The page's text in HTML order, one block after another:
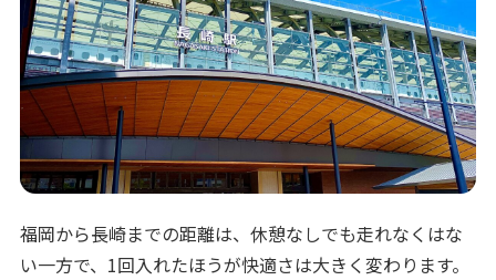
福岡から長崎までの距離は、休憩なしでも走れなくはな
い一方で、1回入れたほうが快適さは大きく変わります。